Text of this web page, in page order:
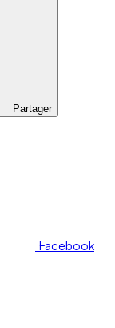
Partager
Facebook